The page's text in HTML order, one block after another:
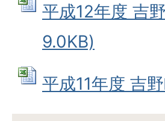
平成12年度 吉
9.0KB)
平成11年度 吉